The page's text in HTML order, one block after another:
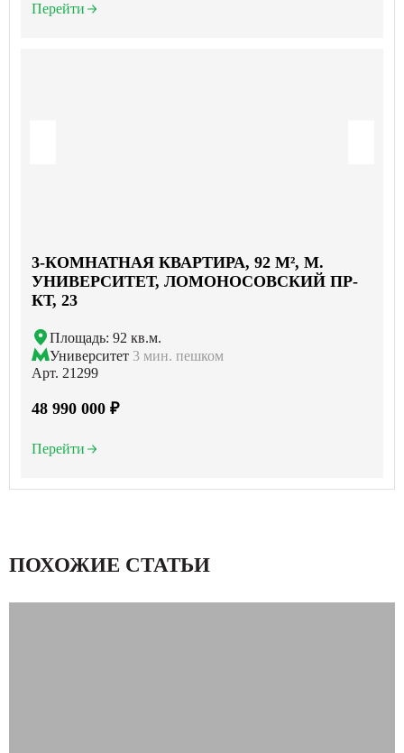
Перейти
3-КОМНАТНАЯ КВАРТИРА, 92 М², М.
УНИВЕРСИТЕТ, ЛОМОНОСОВСКИЙ ПР-
КТ, 23
Площадь: 92 кв.м.
Университет 3 мин. пешком
Арт. 21299
48 990 000 ₽
Перейти
ПОХОЖИЕ СТАТЬИ